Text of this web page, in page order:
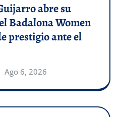
abre su
Badalona Women
prestigio ante el
Ago 6, 2026